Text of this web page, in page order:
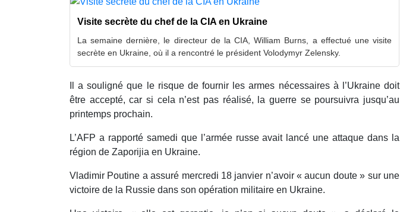
Visite secrète du chef de la CIA en Ukraine
La semaine dernière, le directeur de la CIA, William Burns, a effectué une visite
secrète en Ukraine, où il a rencontré le président Volodymyr Zelensky.
Il a souligné que le risque de fournir les armes nécessaires à l’Ukraine doit
être accepté, car si cela n’est pas réalisé, la guerre se poursuivra jusqu’au
printemps prochain.
L’AFP a rapporté samedi que l’armée russe avait lancé une attaque dans la
région de Zaporijia en Ukraine.
Vladimir Poutine a assuré mercredi 18 janvier n’avoir « aucun doute » sur une
victoire de la Russie dans son opération militaire en Ukraine.